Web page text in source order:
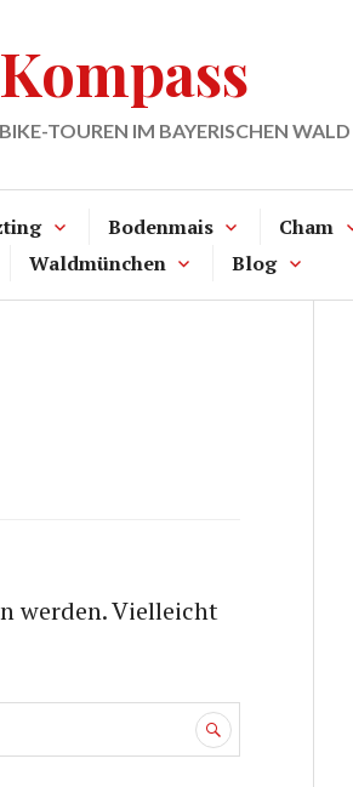
TOUREN IM BAYERISCHEN WALD
Bodenmais Cham
Waldmünchen Blog
werden. Vielleicht